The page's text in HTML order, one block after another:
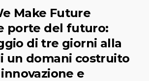
Make Future
porte del futuro:
di tre giorni alla
un domani costruito
e